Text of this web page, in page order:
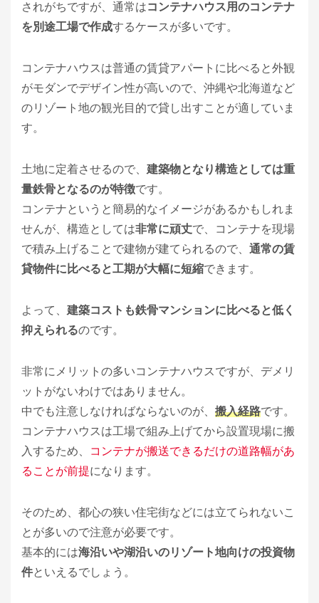
されがちですが、通常はコンテナハウス用のコンテナ
を別途工場で作成するケースが多いです。
コンテナハウスは普通の賃貸アパートに比べると外観
がモダンでデザイン性が高いので、沖縄や北海道など
のリゾート地の観光目的で貸し出すことが適していま
す。
土地に定着させるので、 建築物となり構造としては重
量鉄骨となるのが特徴です。
コンテナというと簡易的なイメージがあるかもしれま
せんが、構造としては非常に頑丈で、コンテナを現場
で積み上げることで建物が建てられるので、 通常の賃
貸物件に比べると工期が大幅に短縮できます。
よって、 建築コストも鉄骨マンションに比べると低く
抑えられるのです。
非常にメリットの多いコンテナハウスですが、デメリ
ットがないわけではありません。
中でも注意しなければならないのが、 搬入経路です。
コンテナハウスは工場で組み上げてから設置現場に搬
入するため、
コンテナが搬送できるだけの道路幅があ
ることが前提になります。
そのため、都心の狭い住宅街などには立てられないこ
とが多いので注意が必要です。
基本的には海沿いや湖沿いのリゾート地向けの投資物
件といえるでしょう。